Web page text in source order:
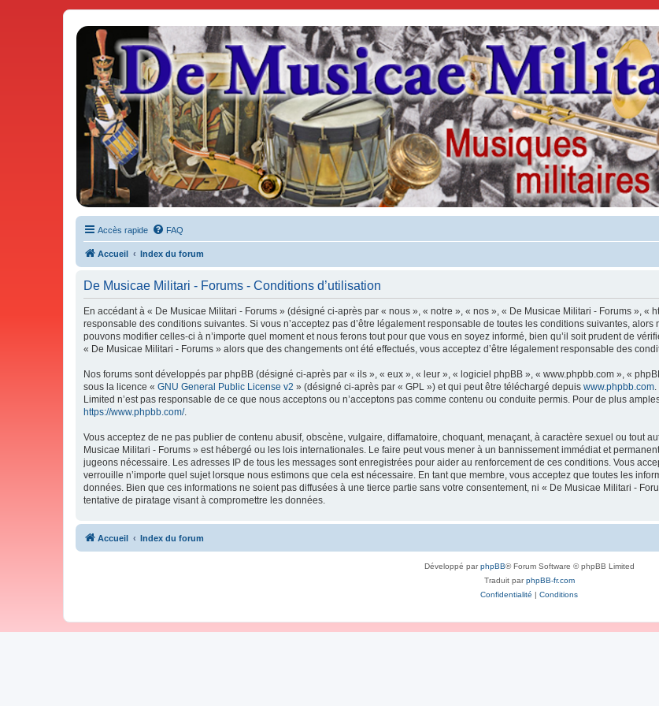
De Musicae Militari - Forums
Forums de discussions
Accès rapide FAQ
Accueil Index du forum
De Musicae Militari - Forums - Conditions d’utilisation
En accédant à « De Musicae Militari - Forums » (désigné ci-après par « nous », « notre », « nos », « De Musicae Militari - Forums », «
responsable des conditions suivantes. Si vous n’acceptez pas d’être légalement responsable de toutes les conditions suivantes,
pouvons modifier celles-ci à n’importe quel moment et nous ferons tout pour que vous en soyez informé, bien qu’il soit prudent de
« De Musicae Militari - Forums » alors que des changements ont été effectués, vous acceptez d’être légalement responsable des
Nos forums sont développés par phpBB (désigné ci-après par « ils », « eux », « leur », « logiciel phpBB », « www.phpbb.com », «
sous la licence « GNU General Public License v2 » (désigné ci-après par « GPL ») et qui peut être téléchargé depuis www.phpbb.com
Limited n’est pas responsable de ce que nous acceptons ou n’acceptons pas comme contenu ou conduite permis. Pour de plus
https://www.phpbb.com/.
Vous acceptez de ne pas publier de contenu abusif, obscène, vulgaire, diffamatoire, choquant, menaçant, à caractère sexuel ou tout
Musicae Militari - Forums » est hébergé ou les lois internationales. Le faire peut vous mener à un bannissement immédiat et
jugeons nécessaire. Les adresses IP de tous les messages sont enregistrées pour aider au renforcement de ces conditions. Vous
verrouille n’importe quel sujet lorsque nous estimons que cela est nécessaire. En tant que membre, vous acceptez que toutes les
données. Bien que ces informations ne soient pas diffusées à une tierce partie sans votre consentement, ni « De Musicae Militari -
tentative de piratage visant à compromettre les données.
Accueil Index du forum
Développé parphpBB® Forum Software © phpBB Limited
Traduit parphpBB-fr.com
Confidentialité | Conditions